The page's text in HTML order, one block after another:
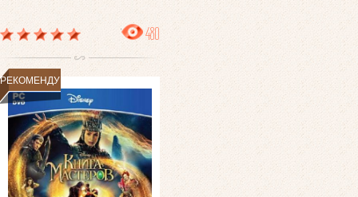
480
РЕКОМЕНДУЕМ